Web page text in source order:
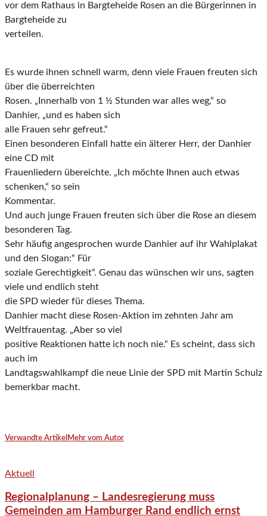
vor dem Rathaus in Bargteheide Rosen an die Bürgerinnen in
Bargteheide zu
verteilen.
Es wurde ihnen schnell warm, denn viele Frauen freuten sich
über die überreichten
Rosen. „Innerhalb von 1 ½ Stunden war alles weg,“ so
Danhier, „und es haben sich
alle Frauen sehr gefreut.“
Einen besonderen Einfall hatte ein älterer Herr, der Danhier
eine CD mit
Frauenliedern übereichte. „Ich möchte Ihnen auch etwas
schenken,“ so sein
Kommentar.
Und auch junge Frauen freuten sich über die Rose an diesem
besonderen Tag.
Sehr häufig angesprochen wurde Danhier auf ihr Wahlplakat
und den Slogan:“ Für
soziale Gerechtigkeit“. Genau das wünschen wir uns, sagten
viele und endlich steht
die SPD wieder für dieses Thema.
Danhier macht diese Rosen-Aktion im zehnten Jahr am
Weltfrauentag. „Aber so viel
positive Reaktionen hatte ich noch nie.“ Es scheint, dass sich
auch im
Landtagswahlkampf die neue Linie der SPD mit Martin Schulz
bemerkbar macht.
Verwandte Artikel Mehr vom Autor
Aktuell
Regionalplanung – Landesregierung muss
Gemeinden am Hamburger Rand endlich ernst